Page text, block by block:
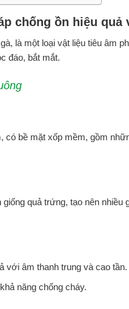
chống ồn hiệu quả
là một loại vật liệu tiêu âm
đáo, bắt mắt.
bề mặt xốp mềm, gồm
quả trứng, tạo nên nhiều
với âm thanh trung và cao tần.
năng chống cháy.